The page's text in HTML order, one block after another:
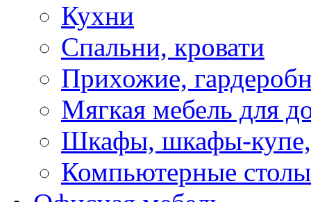
Кухни
Спальни, кровати
Прихожие,
Мягкая мебель для
Шкафы, шкафы-купе,
Компьютерные столы